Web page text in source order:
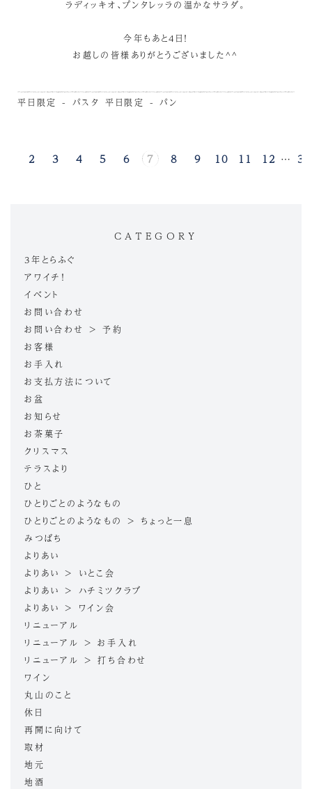
ラディッキオ、プンタレッラの温かなサラダ。
今年もあと4日！
お越しの皆様ありがとうございました^^
平日限定 - パスタ 平日限定 - パン
2 3 4 5 6 7 8 9 10 11 12 … 31
CATEGORY
3年とらふぐ
アワイチ！
イベント
お問い合わせ
お問い合わせ > 予約
お客様
お手入れ
お支払方法について
お盆
お知らせ
お茶菓子
クリスマス
テラスより
ひと
ひとりごとのようなもの
ひとりごとのようなもの > ちょっと一息
みつばち
よりあい
よりあい > いとこ会
よりあい > ハチミツクラブ
よりあい > ワイン会
リニューアル
リニューアル > お手入れ
リニューアル > 打ち合わせ
ワイン
丸山のこと
休日
再開に向けて
取材
地元
地酒